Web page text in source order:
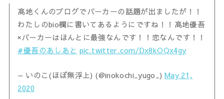
髙地くんのブログでパーカーの話題が出ましたが！！
わたしのbio欄に書いてあるようにですね！！髙地優吾
×パーカーはほんとに最強なんです！！恋なんです！！
#優吾のあしあと pic.twitter.com/Dx8kOQx4gy
— いのこ(ほぼ無浮上) (@inokochi_yugo_) May 21,
2020